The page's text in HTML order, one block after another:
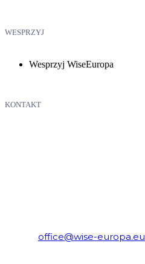
WESPRZYJ
Wesprzyj WiseEuropa
KONTAKT
office@wise-europa.eu